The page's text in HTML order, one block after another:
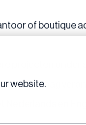
website.
of boutique
projecten
en graag
en